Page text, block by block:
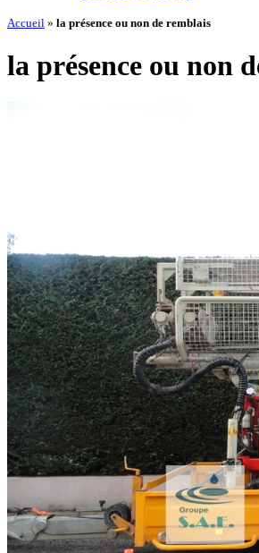
Accueil » la présence ou non de remblais
la présence ou non